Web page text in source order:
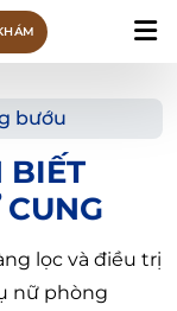
bướu
BIẾT
lọc và điều trị
nữ phòng